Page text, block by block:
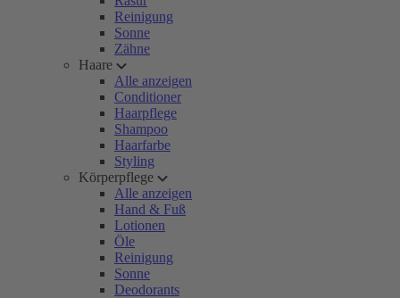
Reinigung
Sonne
Zähne
Haare
Alle anzeigen
Conditioner
Haarpflege
Shampoo
Haarfarbe
Styling
Körperpflege
Alle anzeigen
Hand & Fuß
Lotionen
Öle
Reinigung
Sonne
Deodorants